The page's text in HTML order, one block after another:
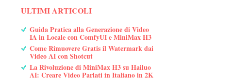
ULTIMI ARTICOLI
Guida Pratica alla Generazione di Video
IA in Locale con ComfyUI e MiniMax H3
Come Rimuovere Gratis il Watermark dai
Video AI con Shotcut
La Rivoluzione di MiniMax H3 su Hailuo
AI: Creare Video Parlati in Italiano in 2K